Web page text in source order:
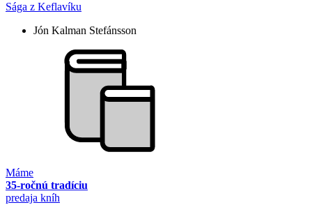
Sága z Keflavíku
Jón Kalman Stefánsson
Máme
35-ročnú tradíciu
predaja kníh